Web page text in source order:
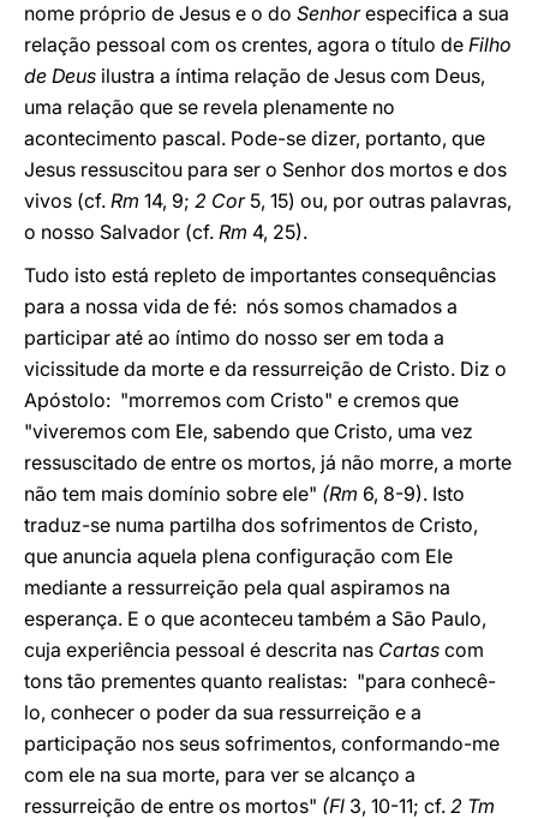
nome próprio de Jesus e o do Senhorespecifica a sua
relação pessoal com os crentes, agora o título de Filho
de Deus ilustra a íntima relação de Jesus com Deus,
uma relação que se revela plenamente no
acontecimento pascal. Pode-se dizer, portanto, que
Jesus ressuscitou para ser o Senhor dos mortos e dos
vivos (cf. Rm 14, 9; 2 Cor5, 15) ou, por outras palavras,
o nosso Salvador (cf. Rm 4, 25).
Tudo isto está repleto de importantes consequências
para a nossa vida de fé: nós somos chamados a
participar até ao íntimo do nosso ser em toda a
vicissitude da morte e da ressurreição de Cristo. Diz o
Apóstolo: "morremos com Cristo" e cremos que
"viveremos com Ele, sabendo que Cristo, uma vez
ressuscitado de entre os mortos, já não morre, a morte
não tem mais domínio sobre ele" (Rm 6, 8-9). Isto
traduz-se numa partilha dos sofrimentos de Cristo,
que anuncia aquela plena configuração com Ele
mediante a ressurreição pela qual aspiramos na
esperança. E o que aconteceu também a São Paulo,
cuja experiência pessoal é descrita nas Cartas com
tons tão prementes quanto realistas: "para conhecê-
lo, conhecer o poder da sua ressurreição e a
participação nos seus sofrimentos, conformando-me
com ele na sua morte, para ver se alcanço a
ressurreição de entre os mortos" (Fl 3, 10-11; cf. 2 Tm